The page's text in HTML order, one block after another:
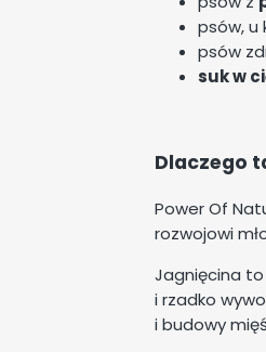
psów,
psów
suk w
Dlaczego
Power Of
rozwojowi
Jagnięcina
i rzadko
i budowy